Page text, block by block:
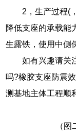
2，生产过程(
降低支座的承载能
生露铁，使用中侧
如有兴趣请关
吗?橡胶支座防震
测基地主体工程顺
（